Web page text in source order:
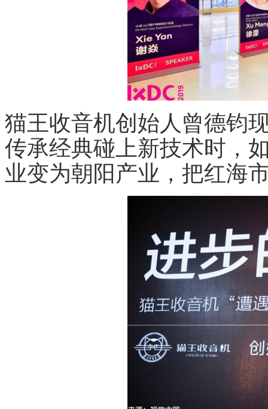
猫王收音机创始人曾德钧
传承经典碰上新技术时，
业变为朝阳产业，把红海